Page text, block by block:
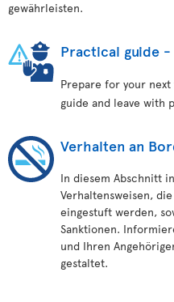
gewährleisten.
Practical guide
Prepare for your
guide and leave with
Verhalten an
In diesem Abschnitt
Verhaltensweisen,
eingestuft werden,
Sanktionen.
und Ihren
gestaltet.